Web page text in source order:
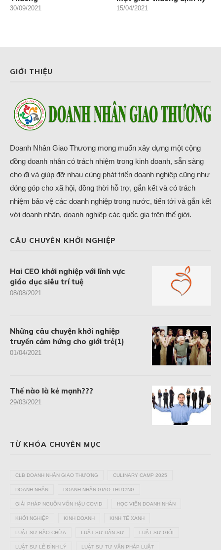
30/09/2021 15/04/2021
GIỚI THIỆU
Doanh Nhân Giao Thương mong muốn xây dựng một cộng
đồng doanh nhân có trách nhiệm trong kinh doanh, sẵn sàng
cho đi và giúp đỡ nhau cùng phát triển doanh nghiệp cũng như
đóng góp cho xã hội, đồng thời hỗ trợ, gắn kết và có trách
nhiệm bảo vệ các doanh nghiệp trong nước, tiến tới và gắn kết
với doanh nhân, doanh nghiệp các quốc gia trên thế giới.
CÂU CHUYÊN KHỞI NGHIỆP
Hai CEO khởi nghiệp với lĩnh vực
giáo dục siêu trí tuệ
08/08/2021
Những câu chuyện khởi nghiệp
truyền cảm hứng cho giới trẻ(1)
01/04/2021
Thế nào là kẻ mạnh???
29/03/2021
TỪ KHÓA CHUYÊN MỤC
CLB DOANH NHÂN GIAO THƯƠNG CULINARY CAMP 2025
DOANH NHÂN DOANH NHÂN GIAO THƯƠNG
GIẢI PHÁP NGUỒN VỐN HẬU COVID HỌC VIỆN DOANH NHÂN
KHỞI NGHIỆP KINH DOANH KINH TẾ XANH
LUẬT SƯ BÀO CHỮA LUẬT SƯ DÂN SỰ LUẬT SƯ GIỎI
LUẬT SƯ LÊ ĐÌNH LÝ LUẬT SƯ TƯ VẤN PHÁP LUẬT